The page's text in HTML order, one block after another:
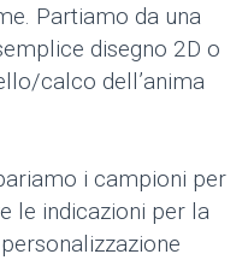
Partiamo da una
disegno 2D o
calco dell’anima
i campioni per
le indicazioni per la